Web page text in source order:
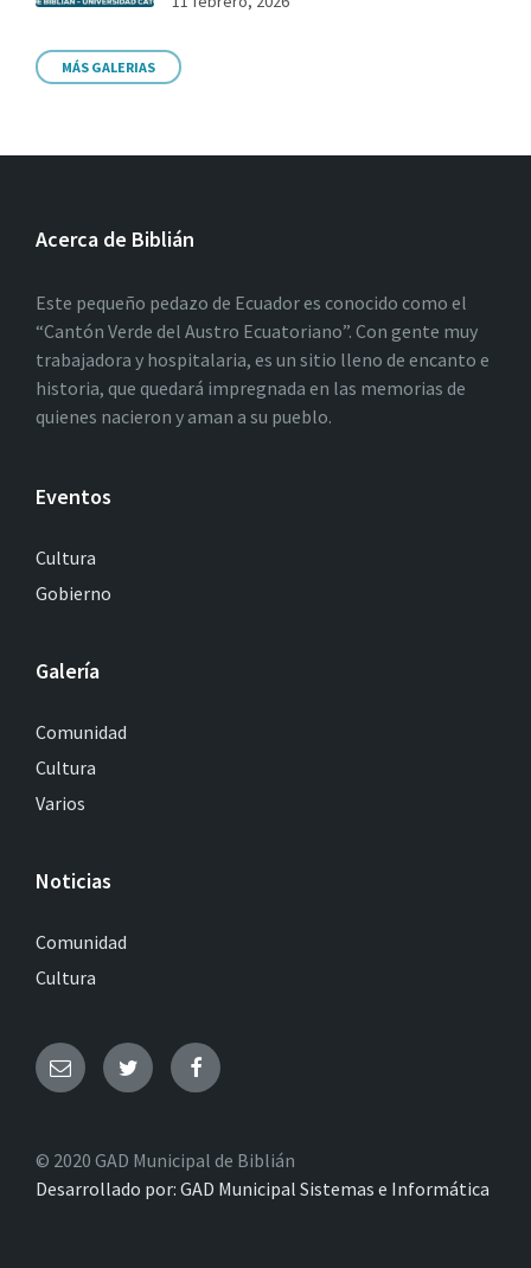
MÁS GALERIAS
Acerca de Biblián
Este pequeño pedazo de Ecuador es conocido como el
“Cantón Verde del Austro Ecuatoriano”. Con gente muy
trabajadora y hospitalaria, es un sitio lleno de encanto e
historia, que quedará impregnada en las memorias de
quienes nacieron y aman a su pueblo.
Eventos
Cultura
Gobierno
Galería
Comunidad
Cultura
Varios
Noticias
Comunidad
Cultura
© 2020 GAD Municipal de Biblián
Desarrollado por: GAD Municipal Sistemas e Informática